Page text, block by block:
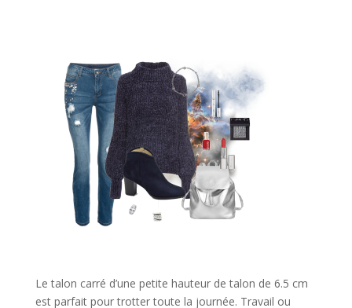
Le talon carré d’une petite hauteur de talon de 6.5 cm
est parfait pour trotter toute la journée. Travail ou